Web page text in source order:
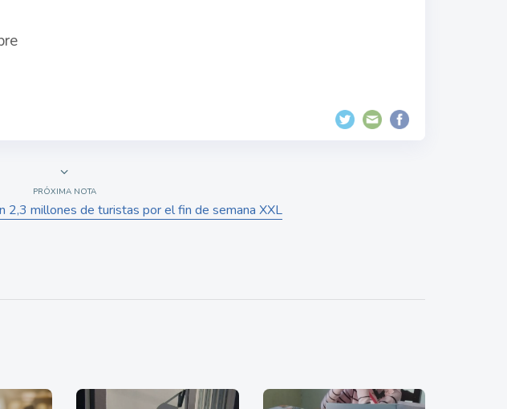
PRÓXIMA NOTA
2,3 millones de turistas por el fin de semana XXL